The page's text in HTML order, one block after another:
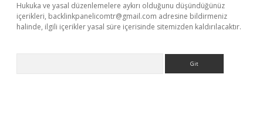
Hukuka ve yasal düzenlemelere aykırı olduğunu düşündüğünüz
içerikleri, backlinkpanelicomtr@gmail.com adresine bildirmeniz
halinde, ilgili içerikler yasal süre içerisinde sitemizden kaldırılacaktır.